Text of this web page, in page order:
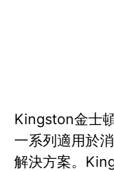
Kingston金士
一系列適用於
解決方案。